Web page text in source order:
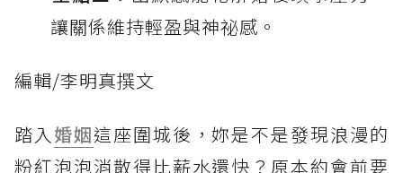
讓關係維持輕盈與神祕感。
編輯/李明真撰文
踏入 婚姻這座圍城後，妳是不是發現浪漫的
粉紅泡泡消散得比薪水還快？原本約會前要